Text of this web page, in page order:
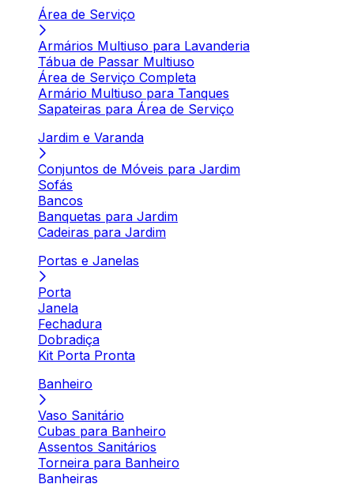
Área de Serviço
Armários Multiuso para Lavanderia
Tábua de Passar Multiuso
Área de Serviço Completa
Armário Multiuso para Tanques
Sapateiras para Área de Serviço
Jardim e Varanda
Conjuntos de Móveis para Jardim
Sofás
Bancos
Banquetas para Jardim
Cadeiras para Jardim
Portas e Janelas
Porta
Janela
Fechadura
Dobradiça
Kit Porta Pronta
Banheiro
Vaso Sanitário
Cubas para Banheiro
Assentos Sanitários
Torneira para Banheiro
Banheiras